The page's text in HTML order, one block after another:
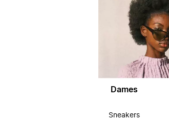
Dames
Sneakers